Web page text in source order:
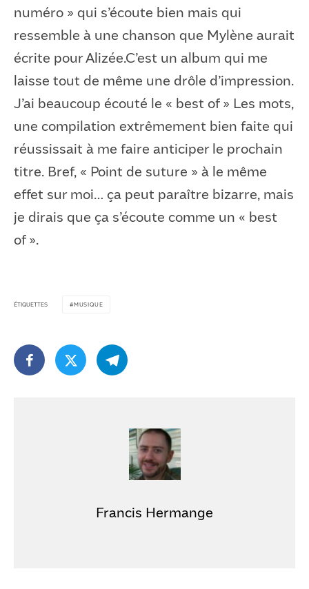
numéro » qui s’écoute bien mais qui
ressemble à une chanson que Mylène aurait
écrite pour Alizée.C’est un album qui me
laisse tout de même une drôle d’impression.
J’ai beaucoup écouté le « best of » Les mots,
une compilation extrêmement bien faite qui
réussissait à me faire anticiper le prochain
titre. Bref, « Point de suture » à le même
effet sur moi… ça peut paraître bizarre, mais
je dirais que ça s’écoute comme un « best
of ».
ÉTIQUETTES MUSIQUE
Francis Hermange